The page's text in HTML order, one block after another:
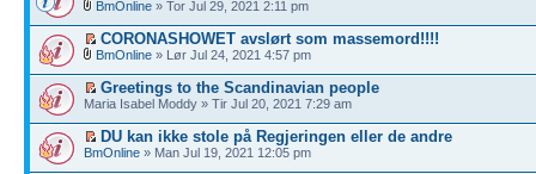
BmOnline » Tor Jul 29, 2021 2:11 pm
CORONASHOWET avslørt som massemord!!!!
BmOnline » Lør Jul 24, 2021 4:57 pm
Greetings to the Scandinavian people
Maria Isabel Moddy » Tir Jul 20, 2021 7:29 am
DU kan ikke stole på Regjeringen eller de andre
BmOnline » Man Jul 19, 2021 12:05 pm